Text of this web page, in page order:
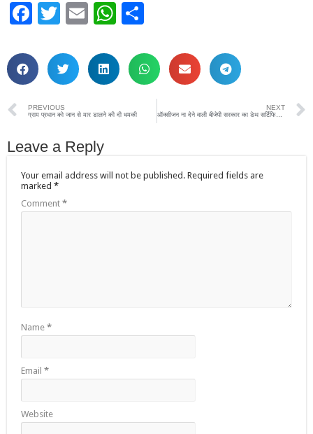
Facebook
Twitter
EmailWhatsApp
PREVIOUS
ग्राम प्रधान को जान से मार डालने की दी धमकी
NEXT
ऑक्सीजन ना देने वाली बीजेपी सरकार का डेथ सर्टिफिकेट बना चुकी है जनता- किरणमय नंदा
Leave a Reply
Your email address will not be published. Required fields are
marked *
Comment *
Name *
Email *
Website